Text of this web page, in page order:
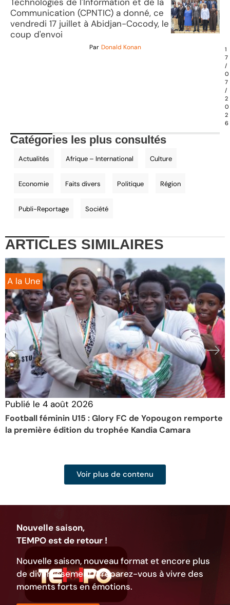
Communication (CPNTIC) a donné, ce
vendredi 17 juillet à Abidjan-Cocody, le
coup d'envoi
Par Donald Konan
1
7
/
0
7
/
2
0
2
6
Catégories les plus consultés
Actualités Afrique – International Culture
Economie Faits divers Politique Région
Publi-Reportage Société
ARTICLES SIMILAIRES
A la Une
Publié le 4 août 2026
Football féminin U15 : Glory FC de Yopougon remporte
la première édition du trophée Kandia Camara
Voir plus de contenu
Nouvelle saison,
TEMPO est de retour !
Nouvelle saison, nouveau format et encore plus
de divertissement. Préparez-vous à vivre des
moments forts en émotions.